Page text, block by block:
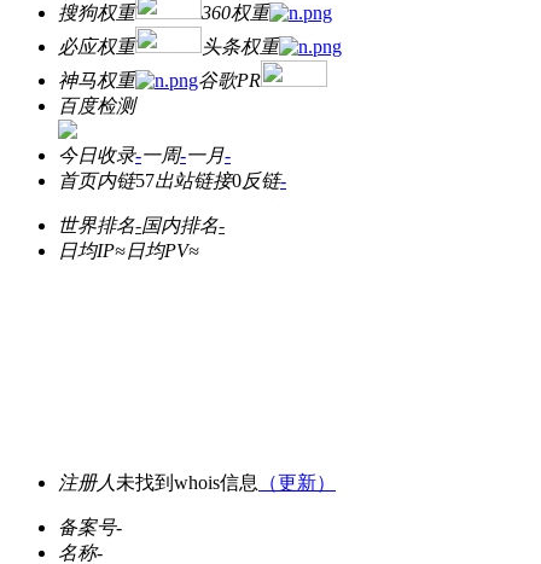
搜狗权重
360权重
必应权重
头条权重
神马权重
谷歌PR
百度检测
今日收录-一周-一月-
首页内链57出站链接0反链-
世界排名-国内排名-
日均IP≈日均PV≈
注册人 未找到whois信息 （更新）
备案号-
名称-